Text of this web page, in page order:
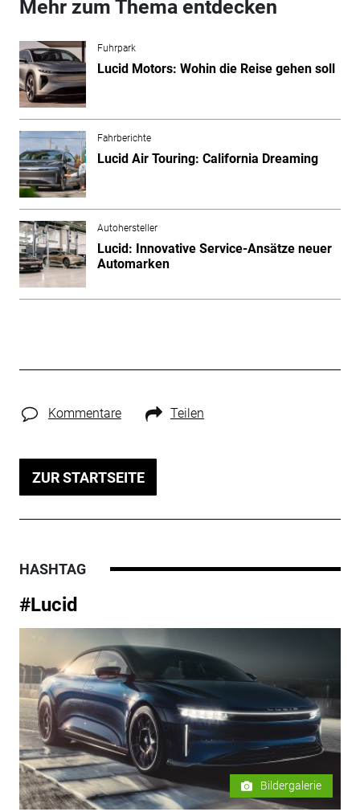
Mehr zum Thema entdecken
Fuhrpark
Lucid Motors: Wohin die Reise gehen soll
Fahrberichte
Lucid Air Touring: California Dreaming
Autohersteller
Lucid: Innovative Service-Ansätze neuer
Automarken
Kommentare Teilen
ZUR STARTSEITE
HASHTAG
#Lucid
Bildergalerie